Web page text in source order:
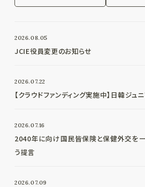
2026.08.05
JCIE役員変更のお知らせ
2026.07.22
【クラウドファンディング実施中】日韓ジュ
2026.07.16
2040年に向け国民皆保険と保健外交を
う提言
2026.07.09